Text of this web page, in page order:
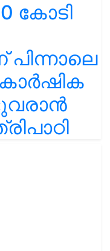
കോടി
പിന്നാലെ